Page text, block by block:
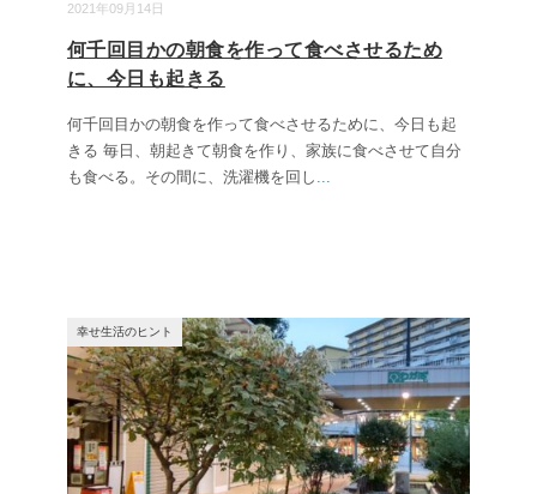
2021年09月14日
何千回目かの朝食を作って食べさせるため
に、今日も起きる
何千回目かの朝食を作って食べさせるために、今日も起
きる 毎日、朝起きて朝食を作り、家族に食べさせて自分
も食べる。その間に、洗濯機を回し ...
幸せ生活のヒント